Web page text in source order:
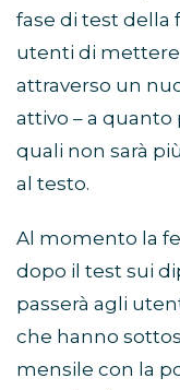
fase di test della
utenti di
attraverso un
attivo – a quanto
quali non sarà
al testo.
Al momento la
dopo il test sui
passerà agli
che hanno
mensile con la